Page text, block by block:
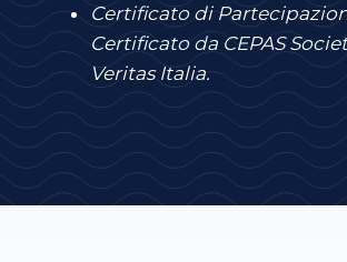
Certificato di
Certificato da CEPAS
Veritas Italia.